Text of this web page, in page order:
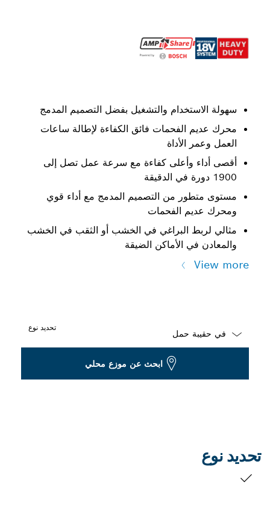
سهولة الاستخدام والتشغيل بفضل التصميم المدمج
محرك عديم الفحمات فائق الكفاءة لإطالة ساعات
العمل وعمر الأداة
أقصى أداء وأعلى كفاءة مع سرعة عمل تصل إلى
1900 دورة في الدقيقة
مستوى متطور من التصميم المدمج مع أداء قوي
ومحرك عديم الفحمات
مثالي لربط البراغي في الخشب أو الثقب في الخشب
والمعادن في الأماكن الضيقة
View more
تحديد نوع
ابحث عن موزع محلي
تحديد نوع